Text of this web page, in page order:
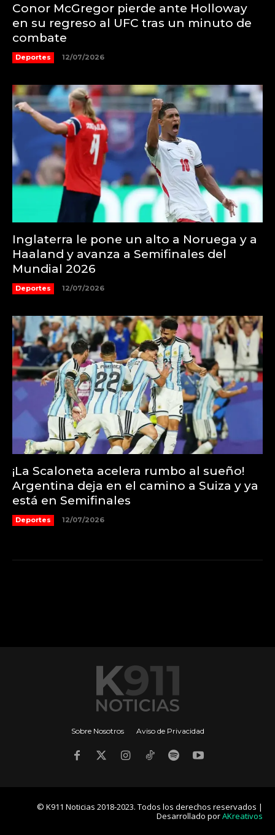
Conor McGregor pierde ante Holloway
en su regreso al UFC tras un minuto de
combate
Deportes 12/07/2026
Inglaterra le pone un alto a Noruega y a
Haaland y avanza a Semifinales del
Mundial 2026
Deportes 12/07/2026
¡La Scaloneta acelera rumbo al sueño!
Argentina deja en el camino a Suiza y ya
está en Semifinales
Deportes 12/07/2026
Sobre Nosotros Aviso de Privacidad
© K911 Noticias 2018-2023. Todos los derechos reservados |
Desarrollado porAKreativos